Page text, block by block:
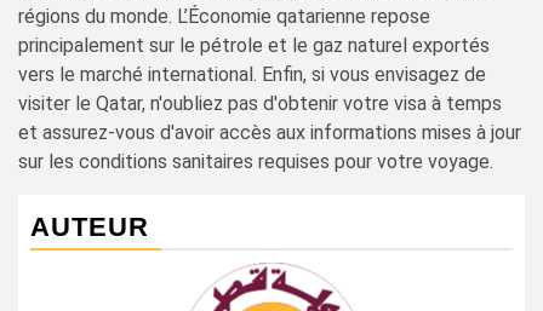
régions du monde. L’Économie qatarienne repose
principalement sur le pétrole et le gaz naturel exportés
vers le marché international. Enfin, si vous envisagez de
visiter le Qatar, n'oubliez pas d'obtenir votre visa à temps
et assurez-vous d'avoir accès aux informations mises à jour
sur les conditions sanitaires requises pour votre voyage.
AUTEUR